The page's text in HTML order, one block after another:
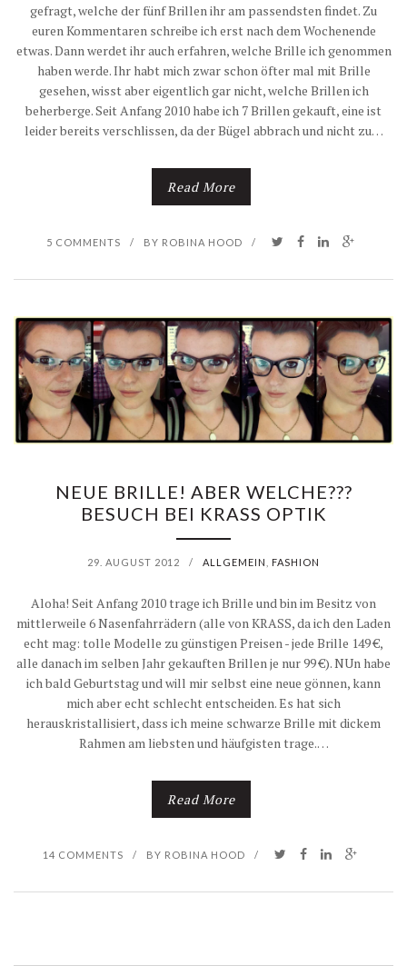
gefragt, welche der fünf Brillen ihr am passendsten findet. Zu
euren Kommentaren schreibe ich erst nach dem Wochenende
etwas. Dann werdet ihr auch erfahren, welche Brille ich genommen
haben werde. Ihr habt mich zwar schon öfter mal mit Brille
gesehen, wisst aber eigentlich gar nicht, welche Brillen ich
beherberge. Seit Anfang 2010 habe ich 7 Brillen gekauft, eine ist
leider bereits verschlissen, da der Bügel abbrach und nicht zu…
Read More
5 COMMENTS / BY ROBINA HOOD /
NEUE BRILLE! ABER WELCHE???
BESUCH BEI KRASS OPTIK
29. AUGUST 2012 / ALLGEMEIN FASHION
Aloha! Seit Anfang 2010 trage ich Brille und bin im Besitz von
mittlerweile 6 Nasenfahrrädern (alle von KRASS, da ich den Laden
echt mag: tolle Modelle zu günstigen Preisen - jede Brille 149 €,
alle danach im selben Jahr gekauften Brillen je nur 99 €). NUn habe
ich bald Geburtstag und will mir selbst eine neue gönnen, kann
mich aber echt schlecht entscheiden. Es hat sich
herauskristallisiert, dass ich meine schwarze Brille mit dickem
Rahmen am liebsten und häufgisten trage.…
Read More
14 COMMENTS / BY ROBINA HOOD /